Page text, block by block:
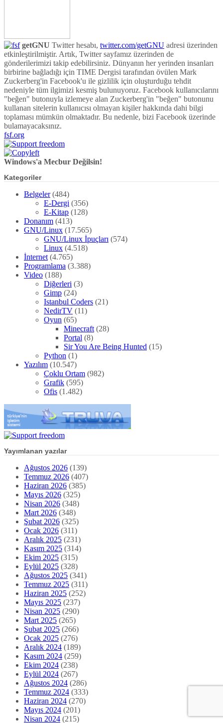
getGNU Twitter hesabı, twitter.com/getGNU adresi üzerinden
etkinleştirilmiştir. Artık, Twitter sayfamız üzerinden de
gönderilerimizi takip edebilirsiniz. Dünyanın her yerinden insanları
birbirine bağladığı için TIME Dergisi tarafından övülen Mark
Zuckerberg'in Facebook'u ile gizlilik için oluşturduğu tehdit
nedeniyle tüm ilgimizi kesmiş bulunuyoruz. Facebook kullanıcılarını
"beğen" butonuyla izlemeye alan Zuckerberg'in "beğen" butonunu
kullanan sitelerin kullanıcısı olmayan kişiler hakkında dahi bilgi
toplaması mümkün olmaktadır. Bu nedenle, bizi Facebook üzerinde
bulamayacaksınız.
fsf.org
Windows'a Mecbur Değilsin!
Kategoriler
Belgeler(484)
E-Dergi (356)
E-Kitap (128)
Donanım (413)
GNU/Linux (17.565)
GNU/Linux İpuçları (574)
Linux (4.518)
İnternet (4.765)
Programlama (3.388)
Video (188)
Diğerleri (3)
Gimp (24)
Istanbul Coders (21)
NedirTV (11)
Oyun (65)
Minecraft (28)
Portal (8)
Sir You Are Being Hunted (15)
Python (1)
Yazılım (10.547)
Çoklu Ortam (982)
Grafik (595)
Ofis (1.482)
Yayımlanan yazılar
Ağustos 2026 (139)
Temmuz 2026 (407)
Haziran 2026 (385)
Mayıs 2026 (325)
Nisan 2026 (348)
Mart 2026 (348)
Şubat 2026 (325)
Ocak 2026 (311)
Aralık 2025 (231)
Kasım 2025 (314)
Ekim 2025 (315)
Eylül 2025 (328)
Ağustos 2025 (341)
Temmuz 2025 (311)
Haziran 2025 (252)
Mayıs 2025 (237)
Nisan 2025 (290)
Mart 2025 (265)
Şubat 2025 (266)
Ocak 2025 (276)
Aralık 2024 (189)
Kasım 2024 (259)
Ekim 2024 (238)
Eylül 2024 (267)
Ağustos 2024 (286)
Temmuz 2024 (333)
Haziran 2024 (270)
Mayıs 2024 (201)
Nisan 2024 (215)